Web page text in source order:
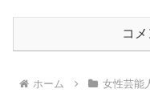
コ
ホーム 女性芸能